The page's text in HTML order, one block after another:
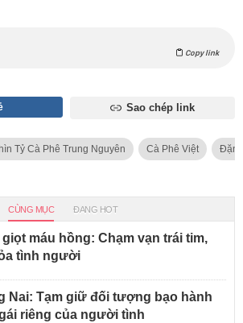
Copy link
Sao chép link
Tỷ Cà Phê Trung Nguyên Cà Phê Việt
CÙNG MỤC ĐANG HOT
giọt máu hồng: Chạm vạn trái tim,
tình người
Nai: Tạm giữ đối tượng bạo hành
riêng của người tình